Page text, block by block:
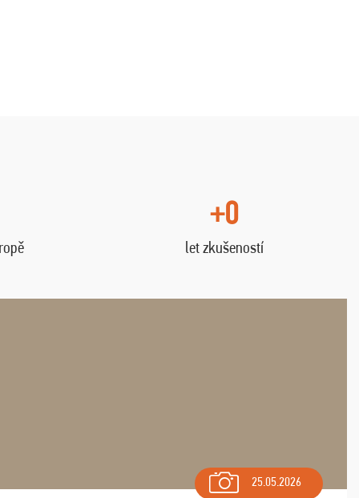
+0
let zkušeností
25.05.2026